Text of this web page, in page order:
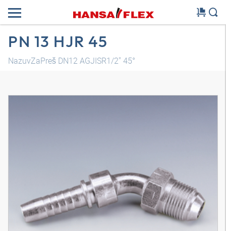
PN 13 HJR 45
NazuvZaPreš DN12 AGJISR1/2" 45°